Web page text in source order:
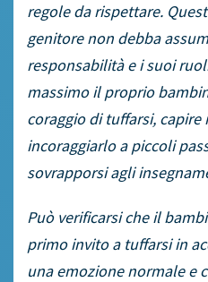
regole da rispettare.
genitore non debba
responsabilità e i suoi
massimo il proprio
coraggio di tuffarsi, capire
incoraggiarlo a piccoli
sovrapporsi agli
Può verificarsi che il
primo invito a tuffarsi in
una emozione normale e